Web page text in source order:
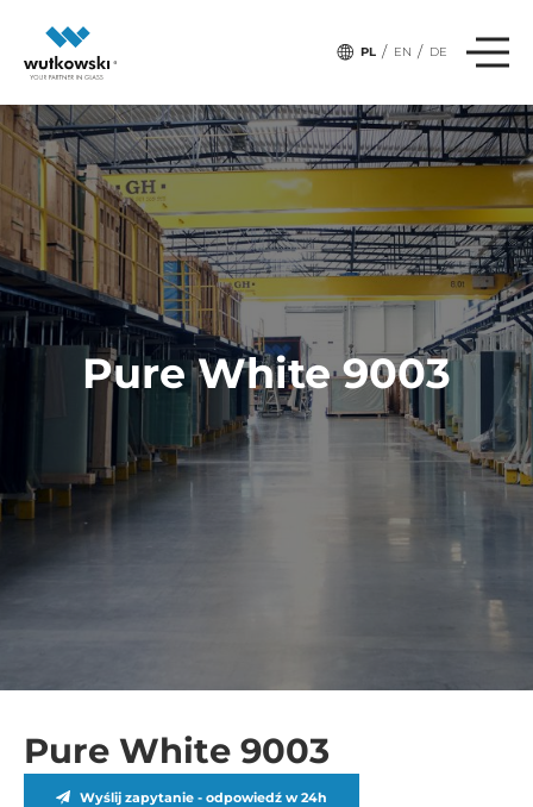
PL / EN / DE
Pure White 9003
Pure White 9003
Wyślij zapytanie - odpowiedź w 24h